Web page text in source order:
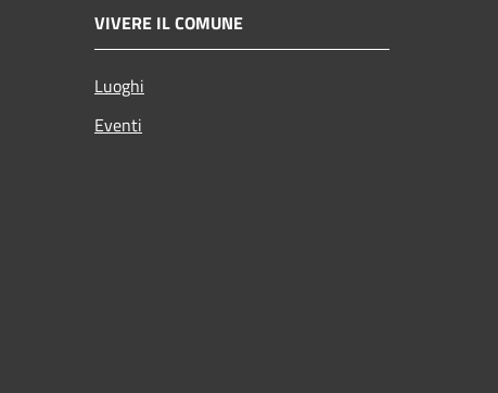
VIVERE IL COMUNE
Luoghi
Eventi